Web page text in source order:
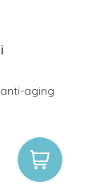
aging